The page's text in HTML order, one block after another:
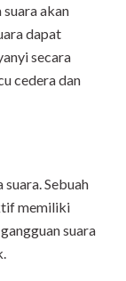
akan
dapat
secara
cedera dan
Sebuah
memiliki
suara